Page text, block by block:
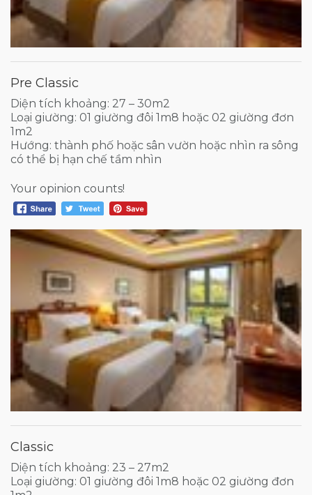
Pre Classic
Diện tích khoảng: 27 – 30m2
Loại giường: 01 giường đôi 1m8 hoặc 02 giường đơn
1m2
Hướng: thành phố hoặc sân vườn hoặc nhìn ra sông
có thể bị hạn chế tầm nhìn
Your opinion counts!
Classic
Diện tích khoảng: 23 – 27m2
Loại giường: 01 giường đôi 1m8 hoặc 02 giường đơn